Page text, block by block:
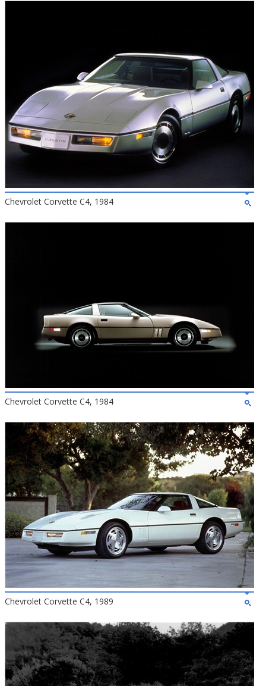
Chevrolet Corvette C4, 1984
Chevrolet Corvette C4, 1984
Chevrolet Corvette C4, 1989